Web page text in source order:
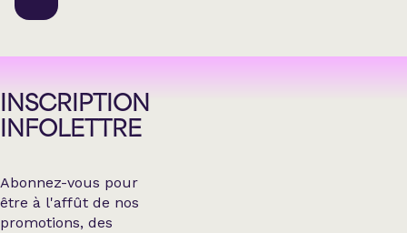
INSCRIPTION
INFOLETTRE
Abonnez-vous pour
être à l'affût de nos
promotions, des